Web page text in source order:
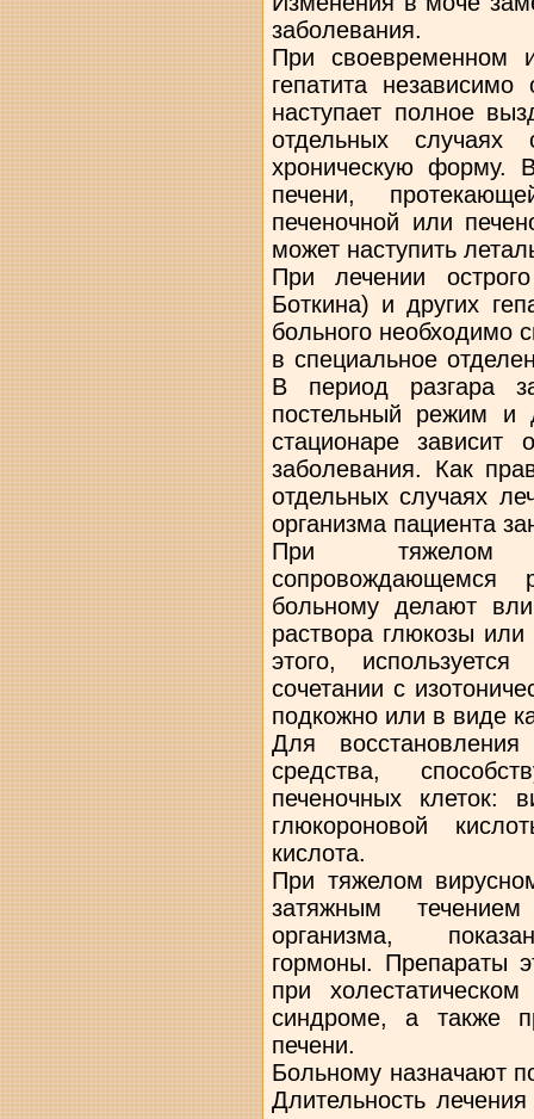
заболевания.
При своевременном
гепатита
наступает полное
отдельных случаях
хроническую форму.
печени,
печеночной или
может наступить
При лечении
Боткина) и других
больного необходимо
в специальное
В период разгара
постельный режим
стационаре зависит
заболевания. Как
отдельных случаях
организма пациента
При тяжелом
сопровождающемся
больному делают
раствора глюкозы
этого,
сочетании с
подкожно или в виде
Для
средства,
печеночных клеток:
глюкороновой
кислота.
При тяжелом
затяжным
организма,
гормоны. Препараты
при холестатическом
синдроме, а также
печени.
Больному назначают
Длительность